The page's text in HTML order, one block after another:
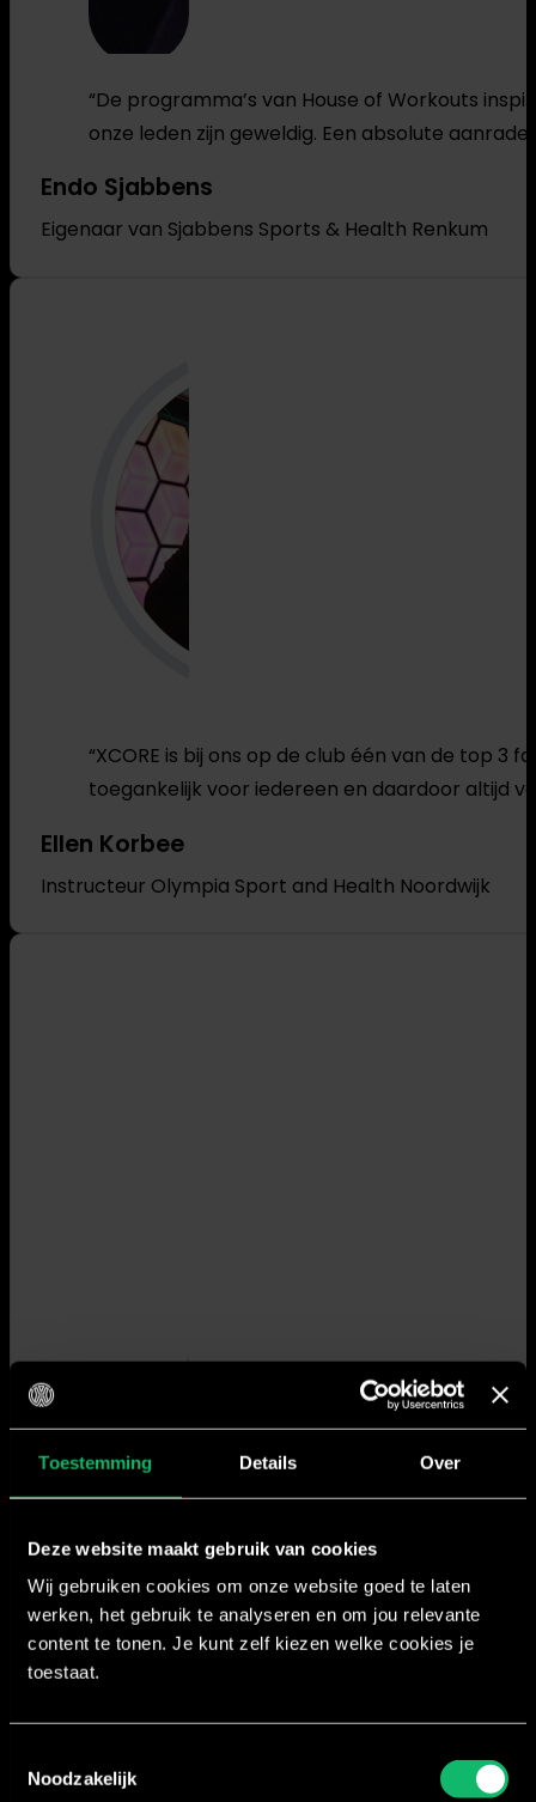
Toestemming Details Over
Deze website maakt gebruik van cookies
Wij gebruiken cookies om onze website goed te laten
werken, het gebruik te analyseren en om jou relevante
content te tonen. Je kunt zelf kiezen welke cookies je
toestaat.
Noodzakelijk
“De programma’s van House of Workouts
onze leden zijn geweldig. Een absolute
Endo Sjabbens
Eigenaar van Sjabbens Sports & Health Renkum
“XCORE is bij ons op de club één van de top 3
toegankelijk voor iedereen en daardoor altijd
Ellen Korbee
Instructeur Olympia Sport and Health Noordwijk